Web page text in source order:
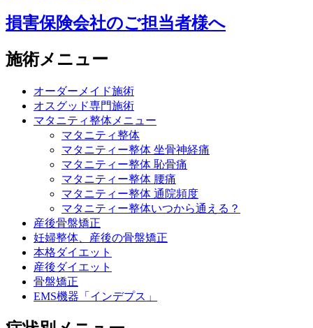
損害保険会社のご担当者様へ
施術メニュー
オーダーメイド施術
オスグッド専門施術
マタニティ整体メニュー
マタニティ整体
マタニティー整体 坐骨神経痛
マタニティー整体 恥骨痛
マタニティー整体 腰痛
マタニティー整体 通院頻度
マタニティー整体いつから通える？
産後骨盤矯正
妊婦整体、産後の骨盤矯正
本格ダイエット
産後ダイエット
骨盤矯正
EMS機器「インデプス」